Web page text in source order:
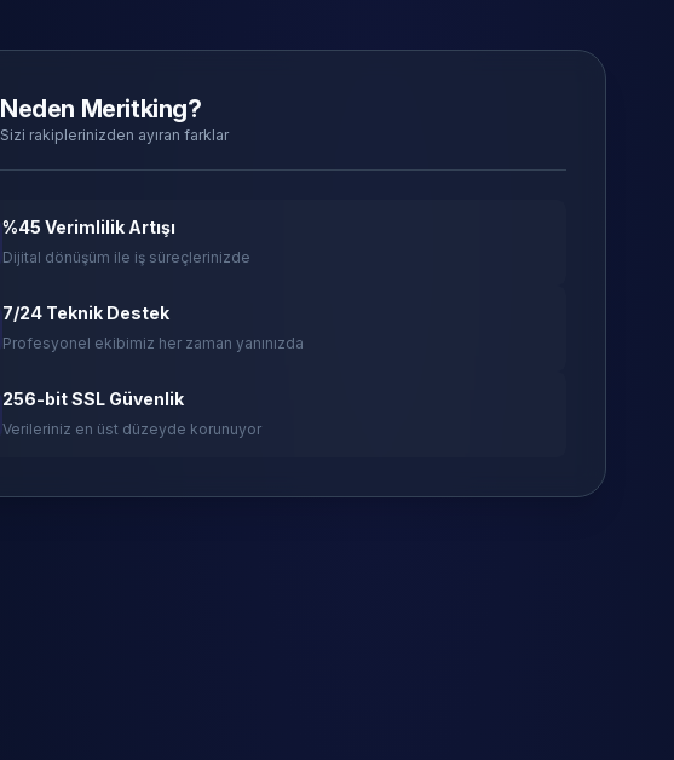
Neden Meritking?
Sizi rakiplerinizden ayıran farklar
%45 Verimlilik Artışı
Dijital dönüşüm ile iş süreçlerinizde
7/24 Teknik Destek
Profesyonel ekibimiz her zaman yanınızda
256-bit SSL Güvenlik
Verileriniz en üst düzeyde korunuyor